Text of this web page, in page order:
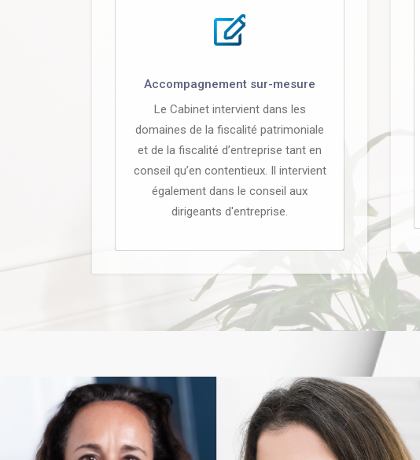
Accompagnement sur-mesure
Le Cabinet intervient dans les
domaines de la fiscalité patrimoniale
et de la fiscalité d’entreprise tant en
conseil qu’en contentieux. Il intervient
également dans le conseil aux
dirigeants d'entreprise.